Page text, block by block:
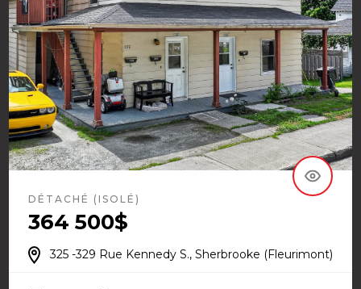
DÉTACHÉ (ISOLÉ)
364 500$
325 -329 Rue Kennedy S., Sherbrooke (Fleurimont)